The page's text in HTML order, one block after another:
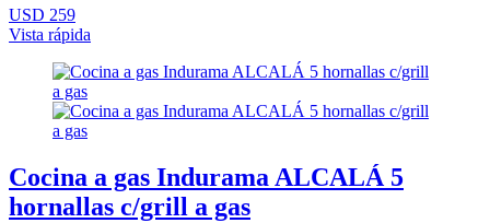
USD 259
Vista rápida
Cocina a gas Indurama ALCALÁ 5
hornallas c/grill a gas